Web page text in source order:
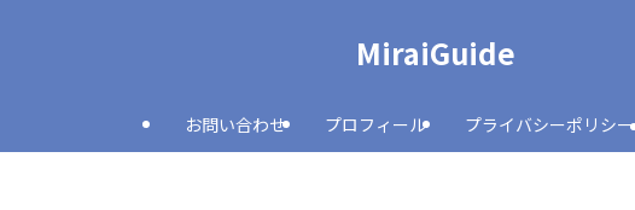
MiraiGuide
お問い合わせ プロフィール プライバシーポリシー